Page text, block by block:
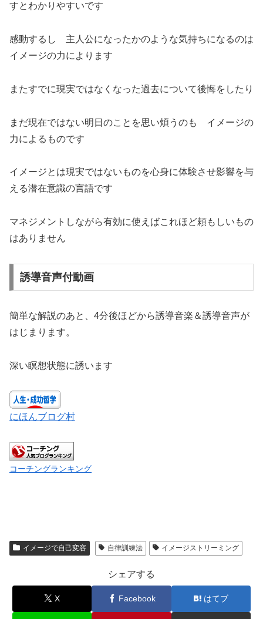
すとわかりやすいです
感動するし 主人公になったかのような気持ちになるのは
イメージの力によります
またすでに現実ではなくなった過去について後悔をしたり
まだ現在ではない明日のことを思い煩うのも イメージの
力によるものです
イメージとは現実ではないものを心身に体験させ影響を与
える潜在意識の言語です
マネジメントしながら有効に使えばこれほど頼もしいもの
はありません
誘導音声付動画
簡単な解説のあと、4分後ほどから誘導音楽＆誘導音声が
はじまります。
深い瞑想状態に誘います
にほんブログ村
コーチングランキング
イメージで自己変容 自律訓練法 イメージストリーミング
シェアする
X Facebook はてブ